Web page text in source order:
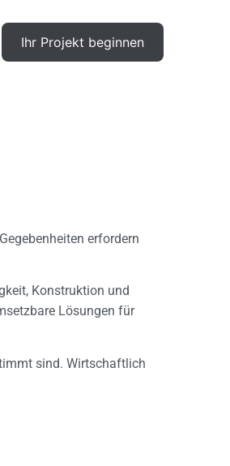
Ihr Projekt beginnen
erfordern
Konstruktion und
Lösungen für
sind. Wirtschaftlich